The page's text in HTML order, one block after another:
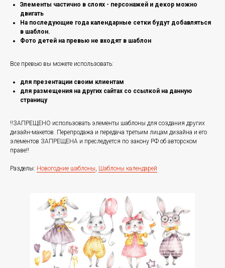
Элементы частично в слоях - персонажей и декор можно
двигать
На последующие года календарные сетки будут добавляться
в шаблон.
Фото детей на превью не входят в шаблон
Все превью вы можете использовать:
для презентации своим клиентам
для размещения на других сайтах со ссылкой на данную
страницу
‼️ЗАПРЕЩЕНО использовать элементы шаблоны для создания других
дизайн-макетов. Перепродажа и передача третьим лицам дизайна и его
элементов ЗАПРЕЩЕНА и преследуется по закону РФ об авторском
праве‼️
Разделы: Новогодние шаблоны, Шаблоны календарей